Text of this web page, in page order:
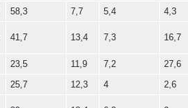
58,3 7,7 5,4
4,3
41,7 13,4 7,3 16,7
23,5 11,9 7,2
27,6
25,7 12,3 4
2,6